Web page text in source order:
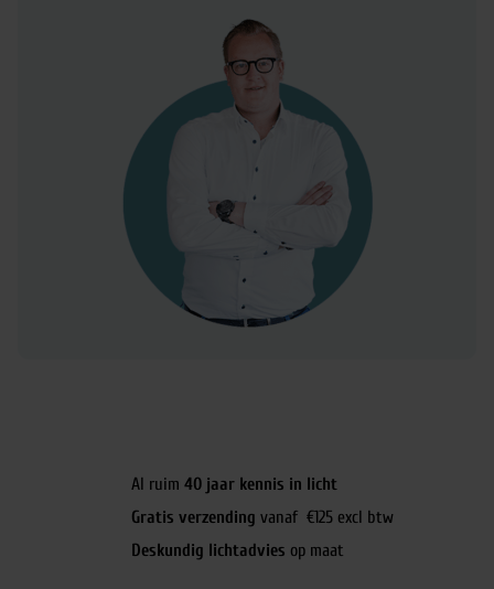
Al ruim 40 jaar kennis in licht
Gratis verzending vanaf €125 excl btw
Deskundig lichtadvies op maat